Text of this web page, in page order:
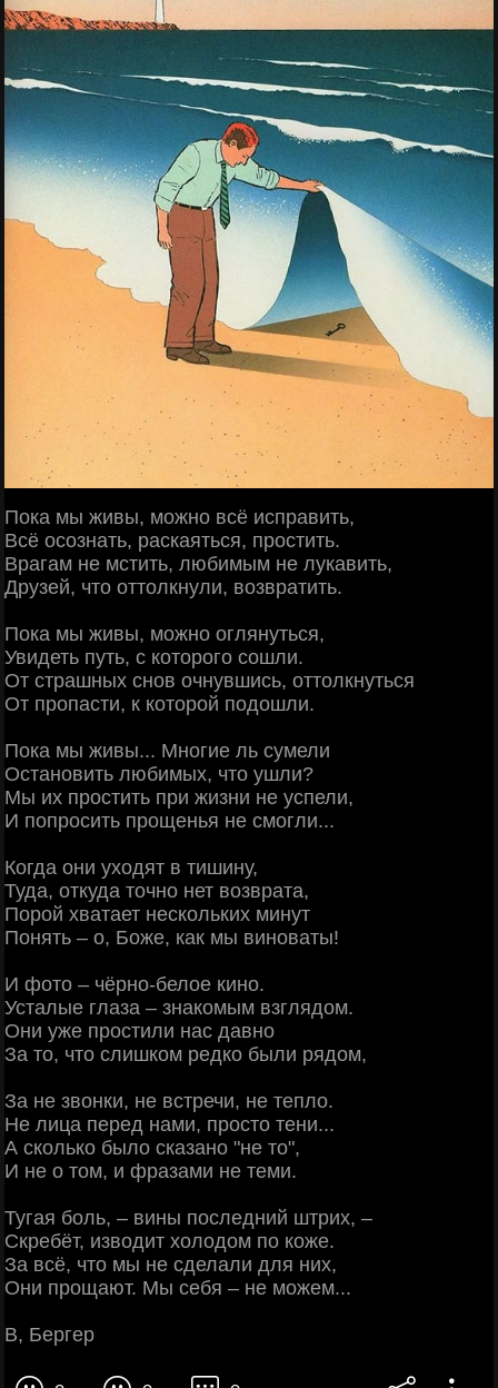
Пока мы живы, можно всё исправить,
Всё осознать, раскаяться, простить.
Врагам не мстить, любимым не лукавить,
Друзей, что оттолкнули, возвратить.
Пока мы живы, можно оглянуться,
Увидеть путь, с которого сошли.
От страшных снов очнувшись, оттолкнуться
От пропасти, к которой подошли.
Пока мы живы... Многие ль сумели
Остановить любимых, что ушли?
Мы их простить при жизни не успели,
И попросить прощенья не смогли...
Когда они уходят в тишину,
Туда, откуда точно нет возврата,
Порой хватает нескольких минут
Понять – о, Боже, как мы виноваты!
И фото – чёрно-белое кино.
Усталые глаза – знакомым взглядом.
Они уже простили нас давно
За то, что слишком редко были рядом,
За не звонки, не встречи, не тепло.
Не лица перед нами, просто тени...
А сколько было сказано "не то",
И не о том, и фразами не теми.
Тугая боль, – вины последний штрих, –
Скребёт, изводит холодом по коже.
За всё, что мы не сделали для них,
Они прощают. Мы себя – не можем...
В, Бергер